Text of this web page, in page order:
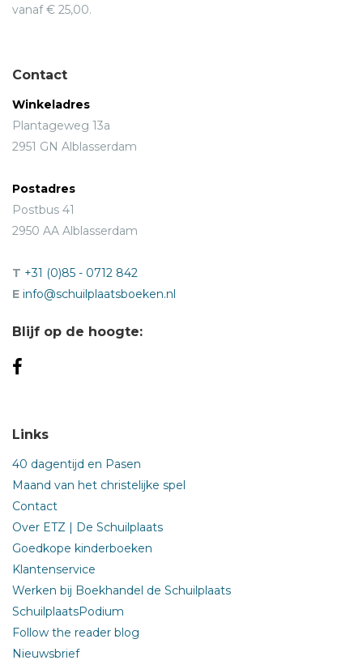
vanaf € 25,00.
Contact
Winkeladres
Plantageweg 13a
2951 GN Alblasserdam
Postadres
Postbus 41
2950 AA Alblasserdam
T +31 (0)85 - 0712 842
E info@schuilplaatsboeken.nl
Blijf op de hoogte:
Links
40 dagentijd en Pasen
Maand van het christelijke spel
Contact
Over ETZ | De Schuilplaats
Goedkope kinderboeken
Klantenservice
Werken bij Boekhandel de Schuilplaats
SchuilplaatsPodium
Follow the reader blog
Nieuwsbrief